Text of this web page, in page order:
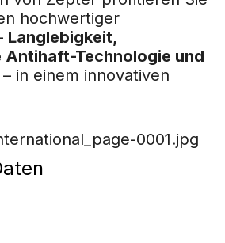
hochwertiger
Langlebigkeit,
Antihaft-Technologie und
– in einem innovativen